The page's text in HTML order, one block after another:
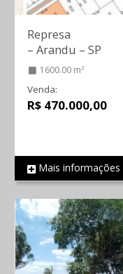
REF 1931
Represa
– Arandu – SP
1600.00 m²
Venda:
R$ 470.000,00
Mais informações